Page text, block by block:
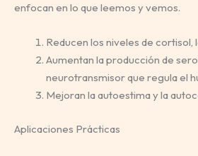
enfocan en lo que leemos y vemos.
Reducen los niveles de cortisol,
Aumentan la producción de
neurotransmisor que regula el
Mejoran la autoestima y la
Aplicaciones Prácticas